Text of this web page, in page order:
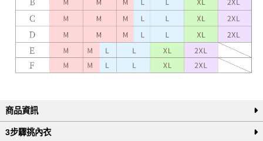
商品資訊
3步驟挑內衣